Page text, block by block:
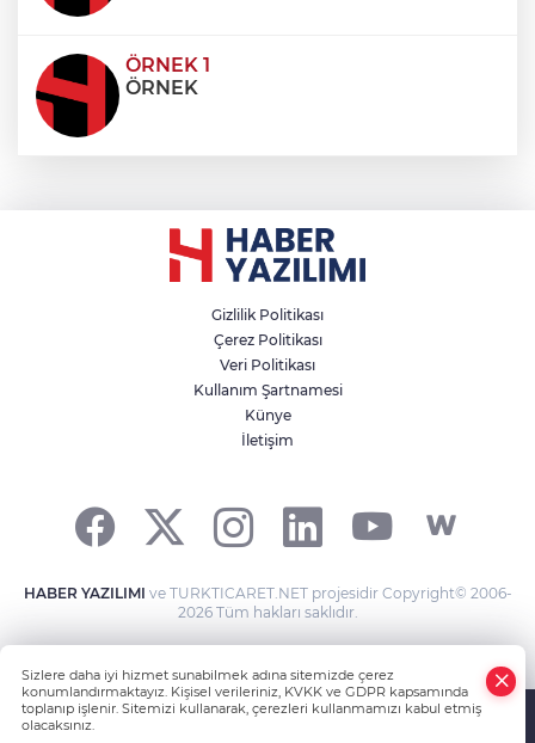
ÖRNEK 1
ÖRNEK
Gizlilik Politikası
Çerez Politikası
Veri Politikası
Kullanım Şartnamesi
Künye
İletişim
HABER YAZILIMI ve TURKTICARET.NET projesidir Copyright© 2006-
2026 Tüm hakları saklıdır.
Sizlere daha iyi hizmet sunabilmek adına sitemizde çerez
konumlandırmaktayız. Kişisel verileriniz, KVKK ve GDPR kapsamında
toplanıp işlenir. Sitemizi kullanarak, çerezleri kullanmamızı kabul etmiş
olacaksınız.